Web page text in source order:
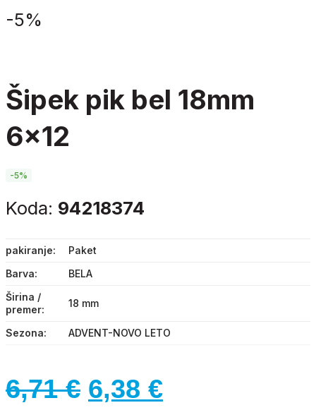
-5%
šipek pik bel 18mm
6x12
-5%
Koda: 94218374
pakiranje
Paket
Barva
BELA
Širina /
premer
18 mm
Sezona ADVENT-NOVO LETO
6,71€ Izvirna
6,38 €Trenutna